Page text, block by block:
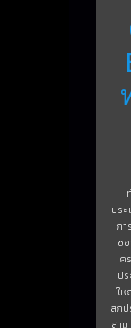
ปร
ก
ซ
ค
ป
ให
สก
สา